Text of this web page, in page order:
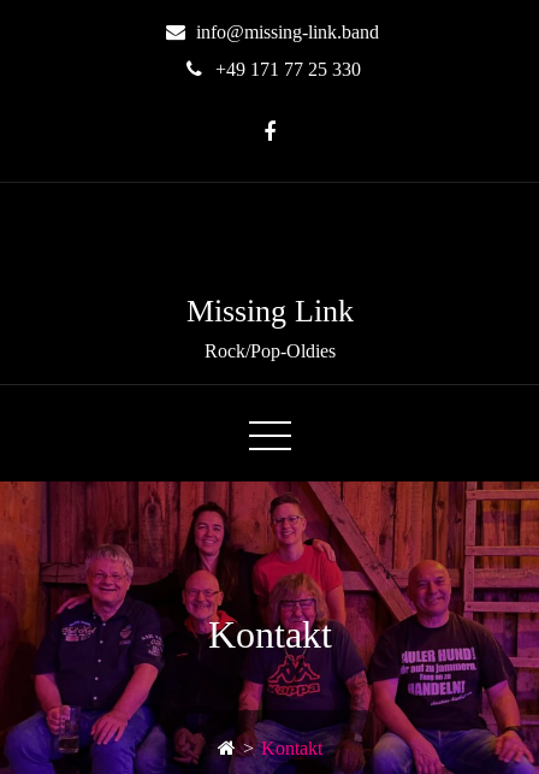
info@missing-link.band
+49 171 77 25 330
Missing Link
Rock/Pop-Oldies
Kontakt
> Kontakt